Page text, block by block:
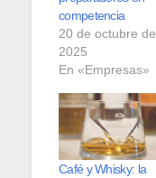
competencia
20 de octubre de
2025
En «Empresas»
Café y Whisky: la